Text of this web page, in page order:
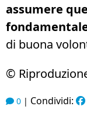
assumere
di buona
©
0 | Condividi: